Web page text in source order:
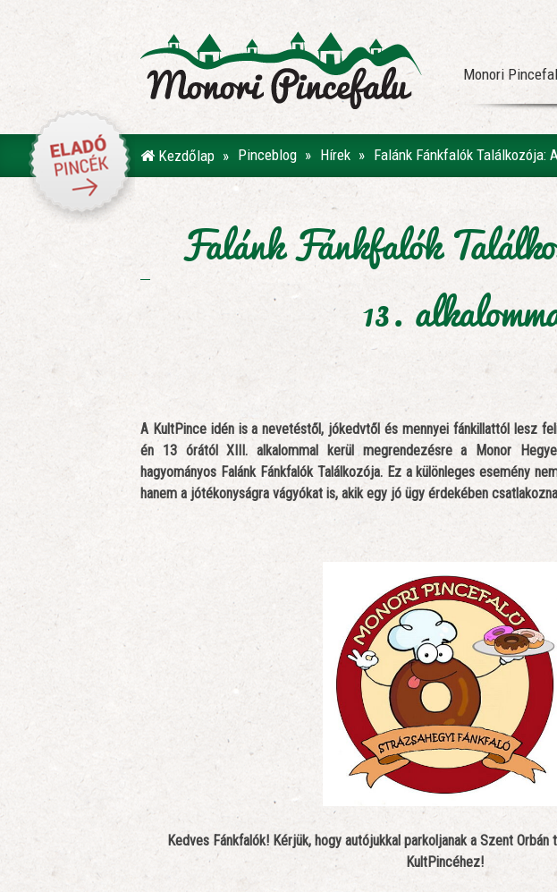
Monori
Kezdőlap Pinceblog Hírek Falánk Fánkfalók Találkozója:
Falánk Fánkfalók
13.
A KultPince idén is a nevetéstől, jókedvtől és mennyei fánkillattól lesz
én 13 órától XIII. alkalommal kerül megrendezésre a Monor
hagyományos Falánk Fánkfalók Találkozója. Ez a különleges esemény
hanem a jótékonyságra vágyókat is, akik egy jó ügy érdekében
Kedves Fánkfalók! Kérjük, hogy autójukkal parkoljanak a Szent
KultPincéhez!